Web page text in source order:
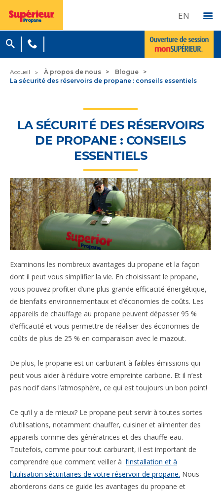
EN
Accueil À propos de nous
Blogue
La sécurité des réservoirs de propane : conseils essentiels
LA SÉCURITÉ DES RÉSERVOIRS
DE PROPANE : CONSEILS
ESSENTIELS
Examinons les nombreux avantages du propane et la façon
dont il peut vous simplifier la vie. En choisissant le propane,
vous pouvez profiter d’une plus grande efficacité énergétique,
de bienfaits environnementaux et d’économies de coûts. Les
appareils de chauffage au propane peuvent dépasser 95 %
d’efficacité et vous permettre de réaliser des économies de
coûts de plus de 25 % en comparaison avec le mazout.
De plus, le propane est un carburant à faibles émissions qui
peut vous aider à réduire votre empreinte carbone. Et il n’est
pas nocif dans l’atmosphère, ce qui est toujours un bon point!
Ce qu’il y a de mieux? Le propane peut servir à toutes sortes
d’utilisations, notamment chauffer, cuisiner et alimenter des
appareils comme des génératrices et des chauffe-eau.
Toutefois, comme pour tout carburant, il est important de
comprendre que comment veiller à l’installation et à
l’utilisation sécuritaires de votre réservoir de propane. Nous
aborderons dans ce guide les avantages du propane et